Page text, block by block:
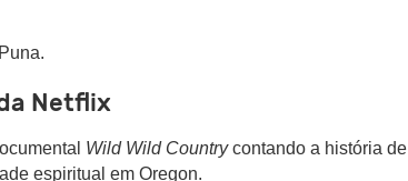
Netflix
Wild Wild Countrycontando a história de
espiritual em Oregon.